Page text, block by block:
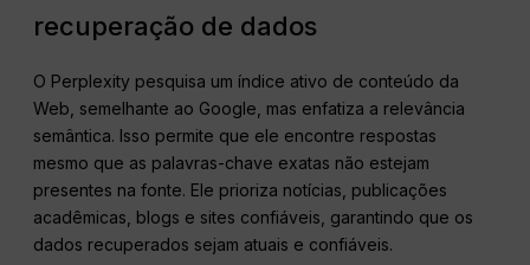
recuperação de dados
O Perplexity pesquisa um índice ativo de conteúdo da
Web, semelhante ao Google, mas enfatiza a relevância
semântica. Isso permite que ele encontre respostas
mesmo que as palavras-chave exatas não estejam
presentes na fonte. Ele prioriza notícias, publicações
acadêmicas, blogs e sites confiáveis, garantindo que os
dados recuperados sejam atuais e confiáveis.